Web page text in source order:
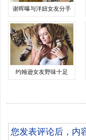
谢晖曝与洋妞女友分手
约翰逊女友野味十足